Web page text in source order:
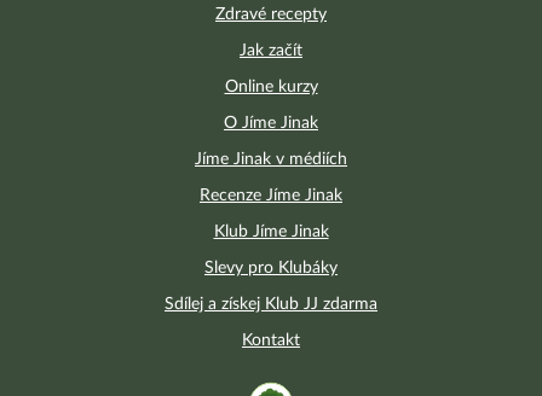
Zdravé recepty
Jak začít
Online kurzy
O Jíme Jinak
Jíme Jinak v médiích
Recenze Jíme Jinak
Klub Jíme Jinak
Slevy pro Klubáky
Sdílej a získej Klub JJ zdarma
Kontakt